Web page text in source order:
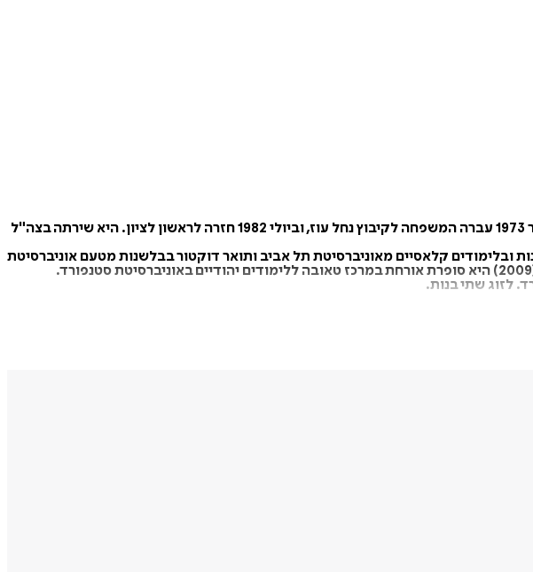
מאיה ערד נולדה בראשון לציון לטובה ויוסף ערד - אם פסיכולוגית ואב רופא ילדים, אחת משלוש אחיות. באוקטובר 1973 עברה המשפחה לקיבוץ נחל עוז, וביולי 1982 חזרה לראשון לציון. היא שירתה בצה"ל
קלאסיים מאוניברסיטת תל אביב ותואר דוקטור בבלשנות מטעם אוניברסיטת
לזוג שתי בנות.